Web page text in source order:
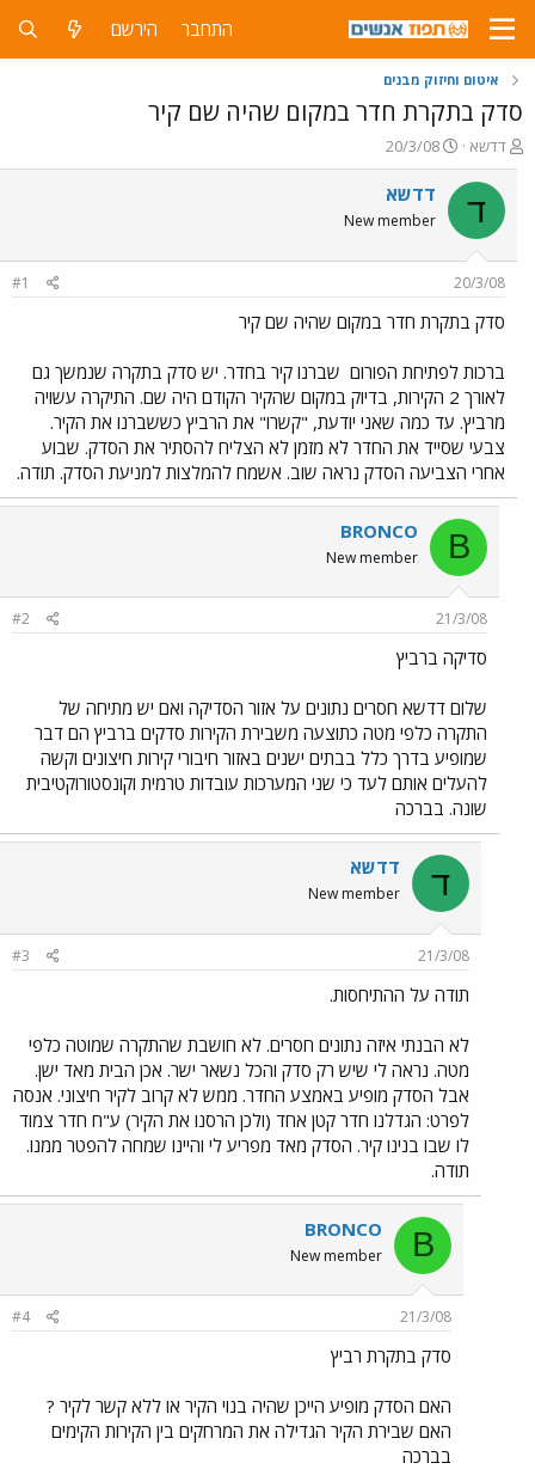
התחבר הירשם
איטום וחיזוק מבנים
סדק בתקרת חדר במקום שהיה שם קיר
פ
ו
ת
ח
ה
ש
א
דדשא
פ
ו
ר
ם
ר
י
20/3/08
ד דדשא
New member
20/3/08
#1
סדק בתקרת חדר במקום שהיה שם קיר
ברכות לפתיחת הפורום שברנו קיר בחדר. יש סדק בתקרה שנמשך גם
לאורך 2 הקירות, בדיוק במקום שהקיר הקודם היה שם. התיקרה עשויה
מרביץ. עד כמה שאני יודעת, "קשרו" את הרביץ כששברנו את הקיר.
צבעי שסייד את החדר לא מזמן לא הצליח להסתיר את הסדק. שבוע
אחרי הצביעה הסדק נראה שוב. אשמח להמלצות למניעת הסדק. תודה.
B
BRONCO
New member
21/3/08
#2
סדיקה ברביץ
שלום דדשא חסרים נתונים על אזור הסדיקה ואם יש מתיחה של
התקרה כלפי מטה כתוצעה משבירת הקירות סדקים ברביץ הם דבר
שמופיע בדרך כלל בבתים ישנים באזור חיבורי קירות חיצונים וקשה
להעלים אותם לעד כי שני המערכות עובדות טרמית וקונסטורוקטיבית
שונה. בברכה
ד דדשא
New member
21/3/08
#3
תודה על ההתיחסות.
לא הבנתי איזה נתונים חסרים. לא חושבת שהתקרה שמוטה כלפי
מטה. נראה לי שיש רק סדק והכל נשאר ישר. אכן הבית מאד ישן.
אבל הסדק מופיע באמצע החדר. ממש לא קרוב לקיר חיצוני. אנסה
לפרט: הגדלנו חדר קטן אחד (ולכן הרסנו את הקיר) ע"ח חדר צמוד
לו שבו בנינו קיר. הסדק מאד מפריע לי והיינו שמחה להפטר ממנו.
תודה.
B
BRONCO
New member
21/3/08
#4
סדק בתקרת רביץ
האם הסדק מופיע הייכן שהיה בנוי הקיר או ללא קשר לקיר ?
האם שבירת הקיר הגדילה את המרחקים בין הקירות הקימים
בברכה